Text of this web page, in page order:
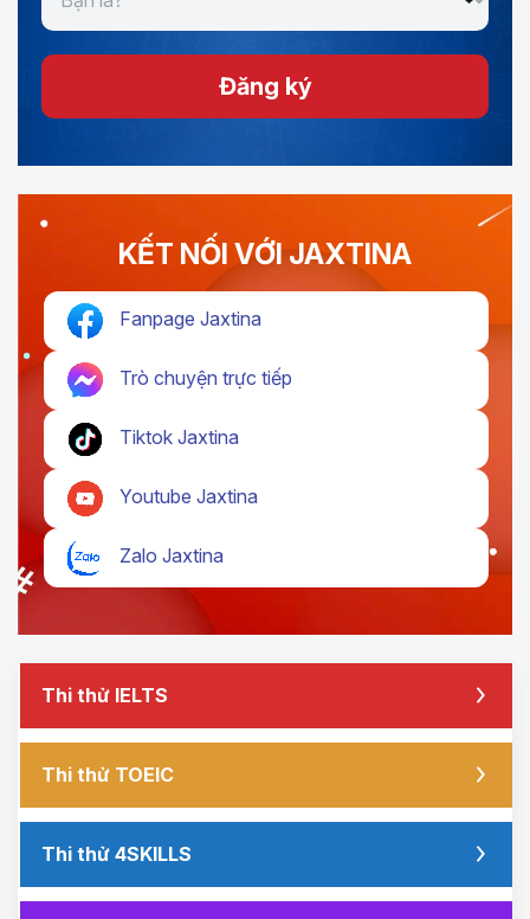
Đăng ký
KẾT NỐI VỚI JAXTINA
Fanpage Jaxtina
Trò chuyện trực tiếp
Tiktok Jaxtina
Youtube Jaxtina
Zalo Jaxtina
Thi thử IELTS
Thi thử TOEIC
Thi thử 4SKILLS